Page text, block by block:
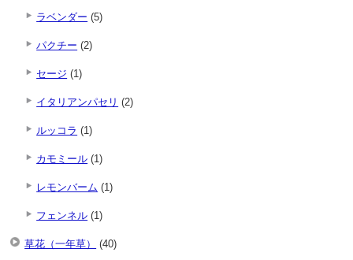
ラベンダー (5)
パクチー (2)
セージ (1)
イタリアンパセリ (2)
ルッコラ (1)
カモミール (1)
レモンバーム (1)
フェンネル (1)
草花（一年草）
(40)